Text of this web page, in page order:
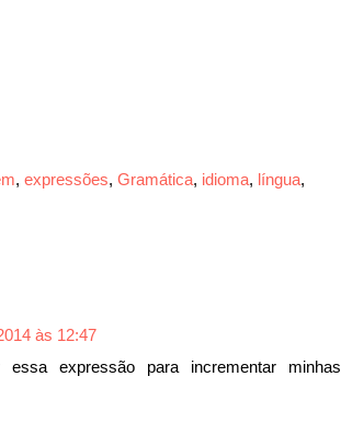
, expressões, Gramática, idioma, língua,
às 12:47
expressão para incrementar minhas